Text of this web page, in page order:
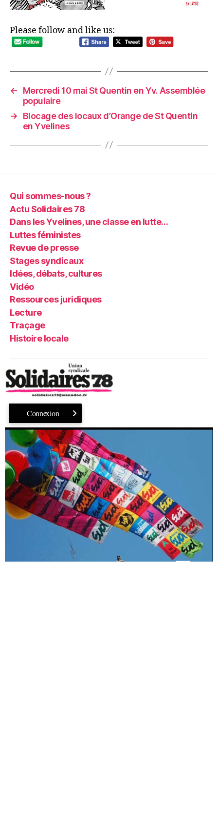
Please follow and like us:
←
Mercredi 10 mai St Quentin en Yv. Assemblée
populaire
→
Blocage des locaux d’Orange de St Quentin
en Yvelines
Qui sommes-nous ?
Actu Solidaires 78
Dans les Yvelines, une classe en lutte…
Luttes féministes
Revue de presse
Stages syndicaux
Idées, débats, cultures
Vidéo
Ressources juridiques
Lecture
Traçage
Histoire locale
Connexion